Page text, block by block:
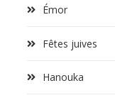
Émor
Fêtes juives
Hanouka